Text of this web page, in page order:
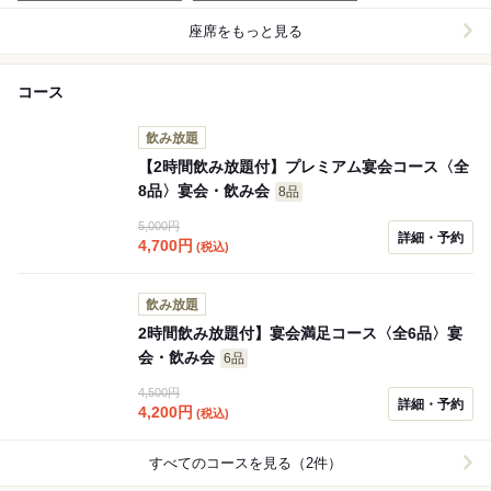
座席をもっと見る
コース
飲み放題
【2時間飲み放題付】プレミアム宴会コース〈全
8品〉宴会・飲み会 8品
5,000円
4,700円 (税込)
詳細・予約
飲み放題
2時間飲み放題付】宴会満足コース〈全6品〉宴
会・飲み会 6品
4,500円
4,200円 (税込)
詳細・予約
すべてのコースを見る（2件）